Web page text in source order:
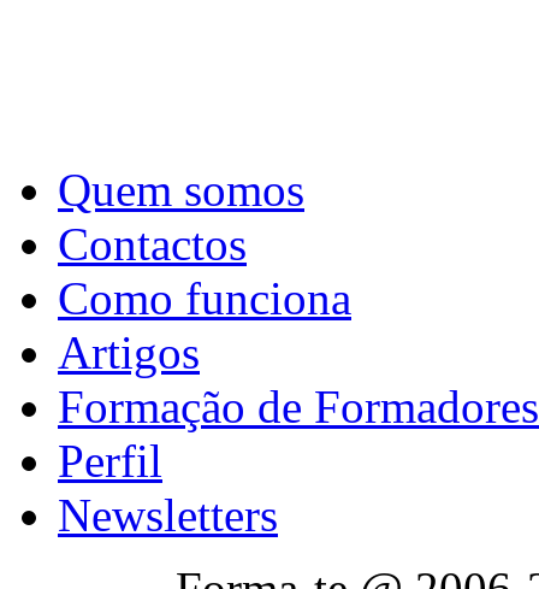
Quem somos
Contactos
Como funciona
Artigos
Formação de Formadores
Perfil
Newsletters